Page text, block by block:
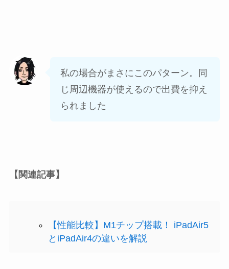
私の場合がまさにこのパターン。同
じ周辺機器が使えるので出費を抑え
られました
【関連記事】
【性能比較】M1チップ搭載！ iPadAir5
とiPadAir4の違いを解説